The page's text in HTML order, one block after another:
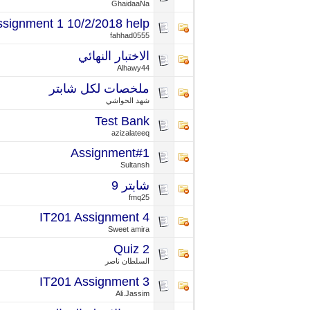
GhaidaaNa
1 10/2/2018 help
fahhad0555
الاختبار النهائي
Alhawy44
ملخصات لكل شابتر
شهد الحواشي
Test Bank
azizalateeq
Assignment#1
Sultansh
شابتر 9
fmq25
IT201 Assignment 4
Sweet amira
Quiz 2
السلطان ناصر
IT201 Assignment 3
Ali.Jassim